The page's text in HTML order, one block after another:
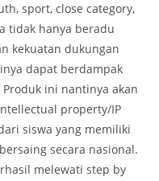
sport, close category,
tidak hanya beradu
kekuatan dukungan
dapat berdampak
ini nantinya akan
property/IP
siswa yang memiliki
secara nasional.
melewati step by